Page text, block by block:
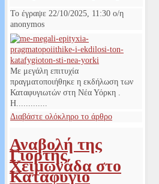
Το έγραψε 22/10/2025, 11:30 ο/η
anonymos
Με μεγάλη επιτυχία
πραγματοποιήθηκε η εκδήλωση των
Καταφυγιωτών στη Νέα Υόρκη .
Η.............
Διαβάστε ολόκληρο το άρθρο
Αναβολή της
Γιορτής
Χειμωνάδα στο
Καταφυγιο